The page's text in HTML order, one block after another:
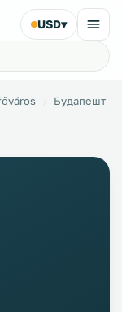
USD▾
Будапешт